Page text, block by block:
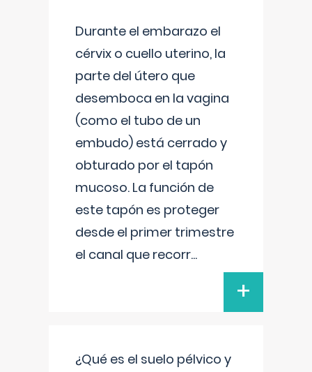
Durante el embarazo el
cérvix o cuello uterino, la
parte del útero que
desemboca en la vagina
(como el tubo de un
embudo) está cerrado y
obturado por el tapón
mucoso. La función de
este tapón es proteger
desde el primer trimestre
el canal que recorr...
+
¿Qué es el suelo pélvico y